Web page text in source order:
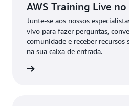
AWS Training Live
Junte-se aos nossos
vivo para fazer perguntas,
comunidade e receber
na sua caixa de entrada.